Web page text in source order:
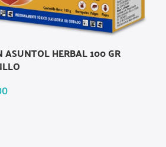
ASUNTOL HERBAL 100 GR